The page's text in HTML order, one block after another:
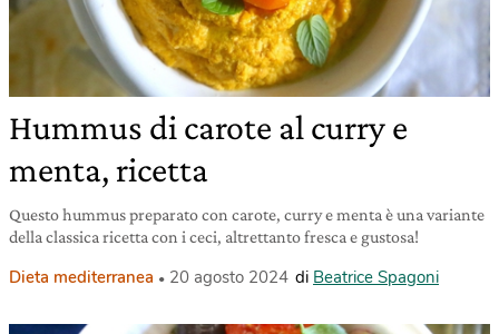
Hummus di carote al curry e
menta, ricetta
Questo hummus preparato con carote, curry e menta è una variante
della classica ricetta con i ceci, altrettanto fresca e gustosa!
Dieta mediterranea 20 agosto 2024 di Beatrice Spagoni